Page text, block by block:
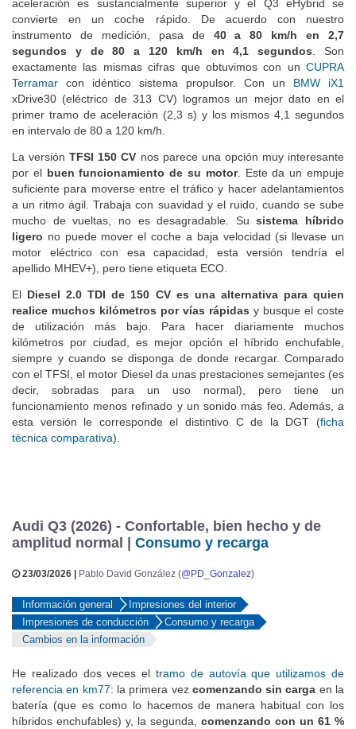
aceleración es sustancialmente superior y el Q3 eHybrid se
convierte en un coche rápido. De acuerdo con nuestro
instrumento de medición, pasa de 40 a 80 km/h en 2,7
segundos y de 80 a 120 km/h en 4,1 segundos . Son
exactamente las mismas cifras que obtuvimos con un CUPRA
Terramar con idéntico sistema propulsor. Con un BMW iX1
xDrive30 (eléctrico de 313 CV) logramos un mejor dato en el
primer tramo de aceleración (2,3 s) y los mismos 4,1 segundos
en intervalo de 80 a 120 km/h.
La versiónTFSI 150 CV nos parece una opción muy interesante
por elbuen funcionamiento de su motor. Este da un empuje
suficiente para moverse entre el tráfico y hacer adelantamientos
a un ritmo ágil. Trabaja con suavidad y el ruido, cuando se sube
mucho de vueltas, no es desagradable. Susistema híbrido
ligero no puede mover el coche a baja velocidad (si llevase un
motor eléctrico con esa capacidad, esta versión tendría el
apellido MHEV+), pero tiene etiqueta ECO.
El Diesel 2.0 TDI de 150 CV es una alternativa para quien
realice muchos kilómetros por vías rápidas y busque el coste
de utilización más bajo. Para hacer diariamente muchos
kilómetros por ciudad, es mejor opción el híbrido enchufable,
siempre y cuando se disponga de donde recargar. Comparado
con el TFSI, el motor Diesel da unas prestaciones semejantes (es
decir, sobradas para un uso normal), pero tiene un
funcionamiento menos refinado y un sonido más feo. Además, a
esta versión le corresponde el distintivo C de la DGT (ficha
técnica comparativa).
Audi Q3 (2026) - Confortable, bien hecho y de
amplitud normal | Consumo y recarga
23/03/2026 | Pablo David González (@PD_Gonzalez)
Información general
Impresiones del interior
Impresiones de conducción
Consumo y recarga
Cambios en la información
He realizado dos veces el tramo de autovía que utilizamos de
referencia en km77: la primera vez comenzando sin carga en la
batería (que es como lo hacemos de manera habitual con los
híbridos enchufables) y, la segunda, comenzando con un 61 %